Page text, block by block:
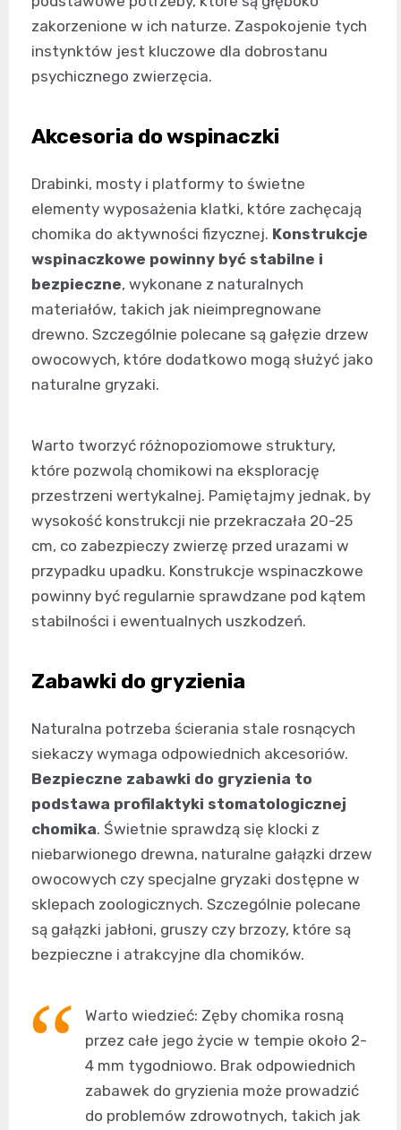
zakorzenione w ich naturze. Zaspokojenie tych
instynktów jest kluczowe dla dobrostanu
psychicznego zwierzęcia.
Akcesoria do wspinaczki
Drabinki, mosty i platformy to świetne
elementy wyposażenia klatki, które zachęcają
chomika do aktywności fizycznej. Konstrukcje
wspinaczkowe powinny być stabilne i
bezpieczne, wykonane z naturalnych
materiałów, takich jak nieimpregnowane
drewno. Szczególnie polecane są gałęzie drzew
owocowych, które dodatkowo mogą służyć jako
naturalne gryzaki.
Warto tworzyć różnopoziomowe struktury,
które pozwolą chomikowi na eksplorację
przestrzeni wertykalnej. Pamiętajmy jednak, by
wysokość konstrukcji nie przekraczała 20-25
cm, co zabezpieczy zwierzę przed urazami w
przypadku upadku. Konstrukcje wspinaczkowe
powinny być regularnie sprawdzane pod kątem
stabilności i ewentualnych uszkodzeń.
Zabawki do gryzienia
Naturalna potrzeba ścierania stale rosnących
siekaczy wymaga odpowiednich akcesoriów.
Bezpieczne zabawki do gryzienia to
podstawa profilaktyki stomatologicznej
chomika. Świetnie sprawdzą się klocki z
niebarwionego drewna, naturalne gałązki drzew
owocowych czy specjalne gryzaki dostępne w
sklepach zoologicznych. Szczególnie polecane
są gałązki jabłoni, gruszy czy brzozy, które są
bezpieczne i atrakcyjne dla chomików.
Warto wiedzieć: Zęby chomika rosną
przez całe jego życie w tempie około 2-
4 mm tygodniowo. Brak odpowiednich
zabawek do gryzienia może prowadzić
do problemów zdrowotnych, takich jak